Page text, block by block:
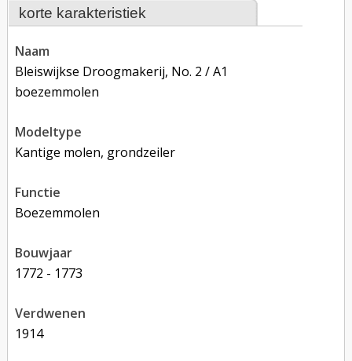
korte karakteristiek
naam
Bleiswijkse Droogmakerij, No. 2 / A1
boezemmolen
modeltype
Kantige molen, grondzeiler
functie
boezemmolen
bouwjaar
1772 - 1773
verdwenen
1914